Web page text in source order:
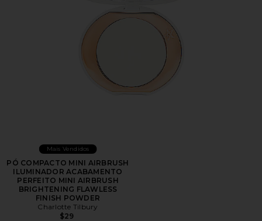
Mais Vendidos
PÓ COMPACTO MINI AIRBRUSH
ILUMINADOR ACABAMENTO
PERFEITO MINI AIRBRUSH
BRIGHTENING FLAWLESS
FINISH POWDER
Charlotte Tilbury
$29